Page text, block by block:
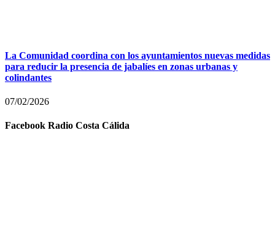
La Comunidad coordina con los ayuntamientos nuevas medidas
para reducir la presencia de jabalíes en zonas urbanas y
colindantes
07/02/2026
Facebook Radio Costa Cálida